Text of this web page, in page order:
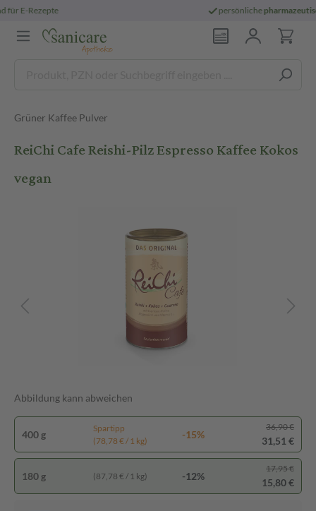
pharmazeutische Beratung
Grüner Kaffee Pulver
ReiChi Cafe Reishi-Pilz Espresso Kaffee Kokos
vegan
Abbildung kann abweichen
400 g
Spartipp
(78,78 € / 1 kg)
-15%
36,90 €
31,51 €
180 g (87,78 € / 1 kg) -12%
17,95 €
15,80 €